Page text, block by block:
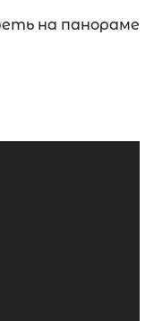
на панораме